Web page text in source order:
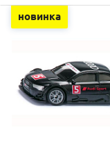
новинка